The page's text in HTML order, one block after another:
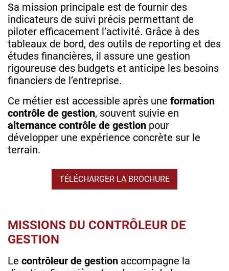
Sa mission principale est de fournir des
indicateurs de suivi précis permettant de
piloter efficacement l’activité. Grâce à des
tableaux de bord, des outils de reporting et des
études financières, il assure une gestion
rigoureuse des budgets et anticipe les besoins
financiers de l’entreprise.
Ce métier est accessible après une formation
contrôle de gestion, souvent suivie en
alternance contrôle de gestion pour
développer une expérience concrète sur le
terrain.
TÉLÉCHARGER LA BROCHURE
MISSIONS DU CONTRÔLEUR DE
GESTION
Le contrôleur de gestion accompagne la